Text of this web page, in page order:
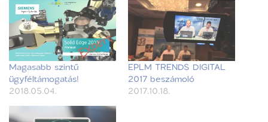
Magasabb szintű
ügyféltámogatás!
2018.05.04.
EPLM TRENDS DIGITAL
2017 beszámoló
2017.10.18.